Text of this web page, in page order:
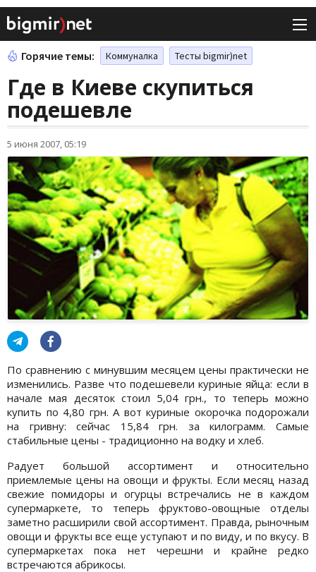
Горячие темы: Коммуналка Тесты bigmir)net
Где в Киеве скупиться
подешевле
5 июня 2007, 05:19
По сравнению с минувшим месяцем цены практически не
изменились. Разве что подешевели куриные яйца: если в
начале мая десяток стоил 5,04 грн., то теперь можно
купить по 4,80 грн. А вот куриные окорочка подорожали
на гривну: сейчас 15,84 грн. за килограмм. Самые
стабильные цены - традиционно на водку и хлеб.
Радует большой ассортимент и относительно
приемлемые цены на овощи и фрукты. Если месяц назад
свежие помидоры и огурцы встречались не в каждом
супермаркете, то теперь фруктово-овощные отделы
заметно расширили свой ассортимент. Правда, рыночным
овощи и фрукты все еще уступают и по виду, и по вкусу. В
супермаркетах пока нет черешни и крайне редко
встречаются абрикосы.